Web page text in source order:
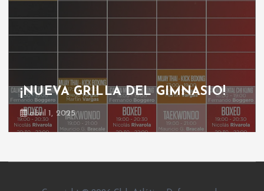
¡NUEVA GRILLA DEL GIMNASIO!
abril 1, 2025